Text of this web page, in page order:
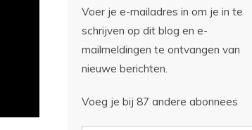
Voer je e-mailadres in om je in te
schrijven op dit blog en e-
mailmeldingen te ontvangen van
nieuwe berichten.
Voeg je bij 87 andere abonnees